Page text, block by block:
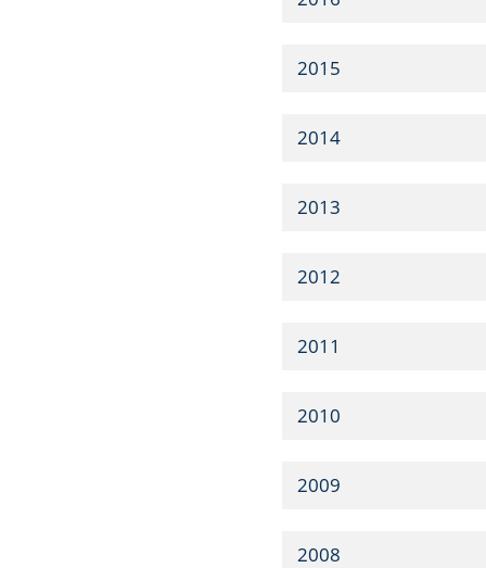
2015
2014
2013
2012
2011
2010
2009
2008